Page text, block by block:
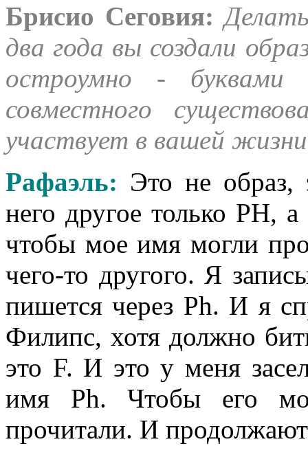
Брисио Сеговия:
два года вы создали
остроумно -
совместного
участвует в вашей
Рафаэль: Это не образ,
него другое только РН,
чтобы мое имя могли
чего-то другого. Я
пишется через Ph. И я
Филипс, хотя должно
это F. И это у меня
имя Ph. Чтобы его
прочитали. И